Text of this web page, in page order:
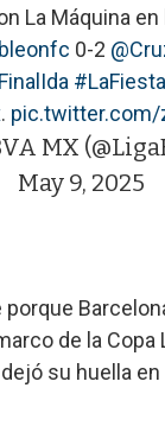
La Máquina en
0-2
. pic.twitter.com/
MX
May 9, 2025
de la Copa
su huella en